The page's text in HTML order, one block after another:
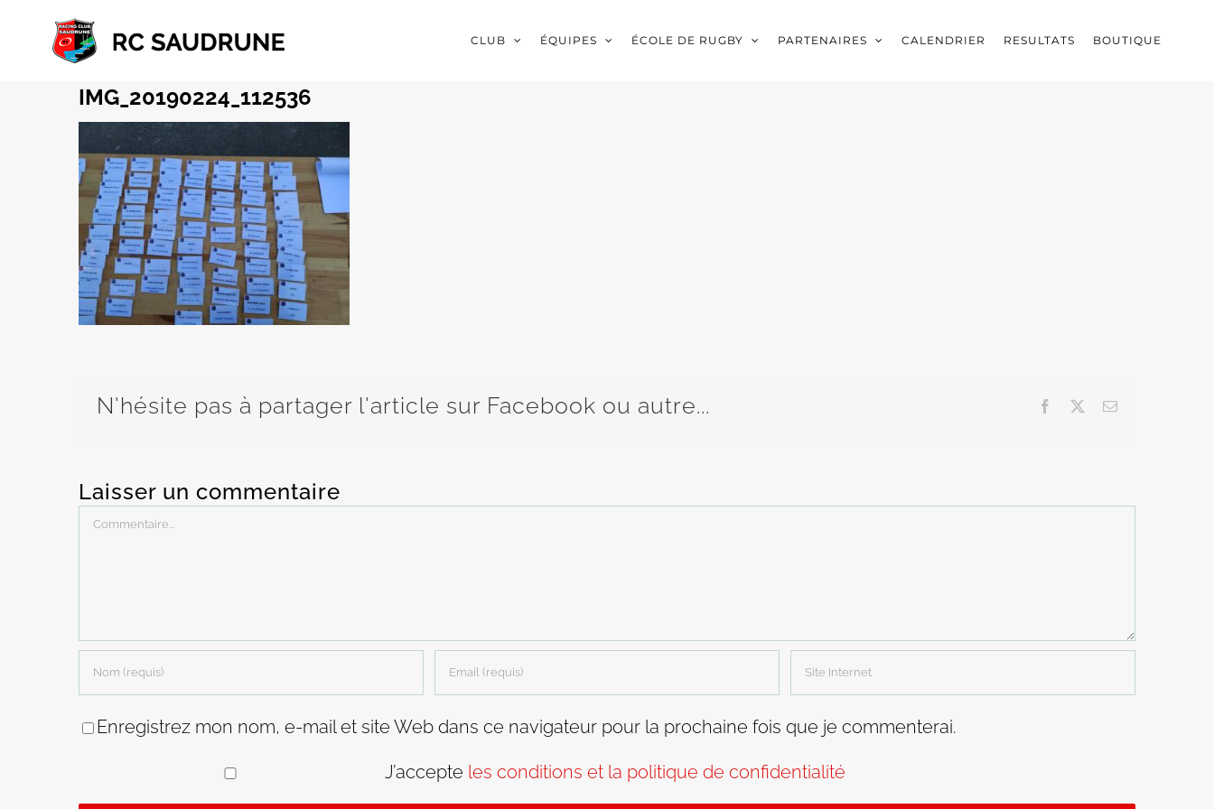
contenu
CLUB ÉQUIPES ÉCOLE DE RUGBY PARTENAIRES CALENDRIER RESULTATS BOUTIQUE
IMG_20190224_112536
N'hésite pas à partager l'article sur Facebook ou autre... Facebook Email
Laisser un commentaire
Commentaire
Enregistrez mon nom, e-mail et site Web dans ce navigateur pour la prochaine fois que je commenterai.
J’accepte les conditions et la politique de confidentialité